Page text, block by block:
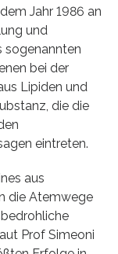
Jahr 1986 an
und
sogenannten
bei der
Lipiden und
die die
eintreten.
aus
die Atemwege
Prof Simeoni